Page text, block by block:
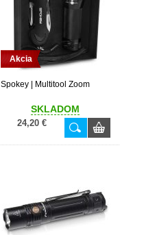
Akcia
Spokey | Multitool Zoom
SKLADOM
24,20 €